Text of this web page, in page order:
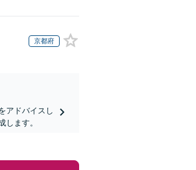
京都府
アドバイスし
ます。